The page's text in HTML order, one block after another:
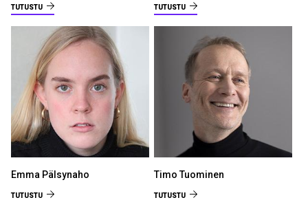
TUTUSTU TUTUSTU
Emma Pälsynaho
TUTUSTU
Timo Tuominen
TUTUSTU